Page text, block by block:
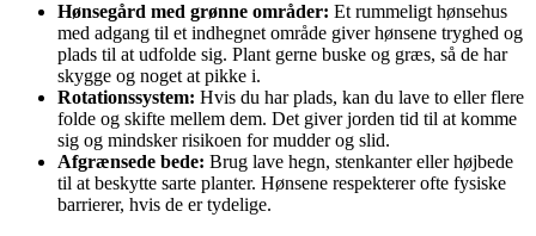
Hønsegård med grønne områder: Et rummeligt hønsehus
med adgang til et indhegnet område giver hønsene tryghed og
plads til at udfolde sig. Plant gerne buske og græs, så de har
skygge og noget at pikke i.
Rotationssystem: Hvis du har plads, kan du lave to eller flere
folde og skifte mellem dem. Det giver jorden tid til at komme
sig og mindsker risikoen for mudder og slid.
Afgrænsede bede: Brug lave hegn, stenkanter eller højbede
til at beskytte sarte planter. Hønsene respekterer ofte fysiske
barrierer, hvis de er tydelige.